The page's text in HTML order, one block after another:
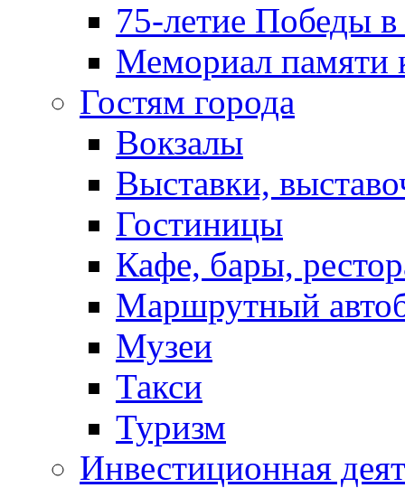
75-летие Победы
Мемориал памяти
Гостям города
Вокзалы
Выставки,
Гостиницы
Кафе, бары,
Маршрутный
Музеи
Такси
Туризм
Инвестиционная